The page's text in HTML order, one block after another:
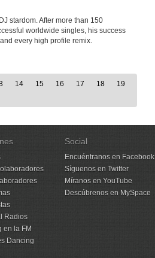
stardom. After more than 150
worldwide singles, his success
every high profile remix.
14 15 16 17 18
19
Radios
en la FM
Dancing
Social
Encuéntranos en Facebook
Síguenos en Twitter
Míranos en YouTube
Descúbrenos en MySpace